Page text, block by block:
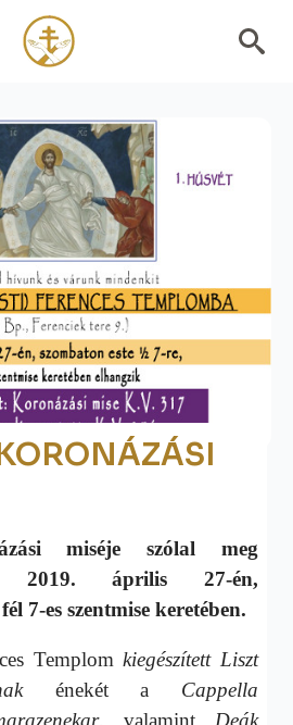
miséje szólal meg
2019. április 27-én,
7-es szentmise keretében.
Templomkiegészített Liszt
énekét a Cappella
, valamint Deák